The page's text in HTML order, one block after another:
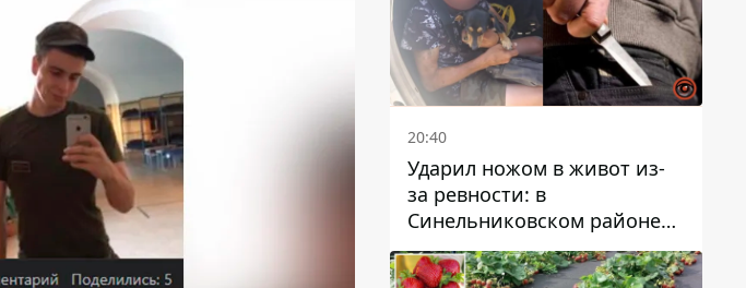
20:40
Ударил ножом в живот из-
за ревности: в
Синельниковском районе
задержали 49-летнего
мужчину за убийство